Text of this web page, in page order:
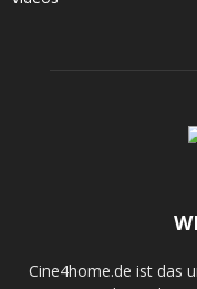
Cine4home.de ist das